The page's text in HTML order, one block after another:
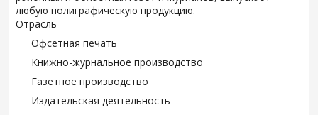
любую полиграфическую продукцию.
Отрасль
Офсетная печать
Книжно-журнальное производство
Газетное производство
Издательская деятельность